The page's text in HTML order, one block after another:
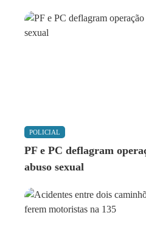
POLICIAL
PF e PC deflagram
abuso sexual